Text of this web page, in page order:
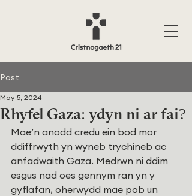
Post
Rhyfel Gaza: ydyn ni ar fai?
May 5, 2024
Mae’n anodd credu ein bod mor
ddiffrwyth yn wyneb trychineb ac
anfadwaith Gaza. Medrwn ni ddim
esgus nad oes gennym ran yn y
gyflafan, oherwydd mae pob un